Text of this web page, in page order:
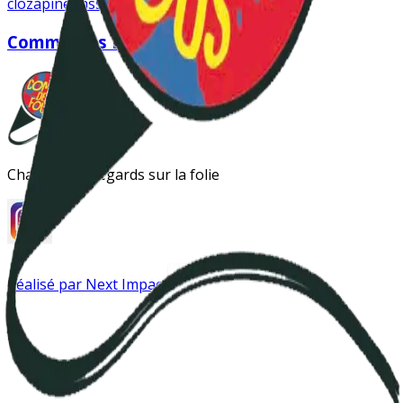
Instagram
Comme des fous
Changer les regards sur la folie
Réalisé par Next Impact